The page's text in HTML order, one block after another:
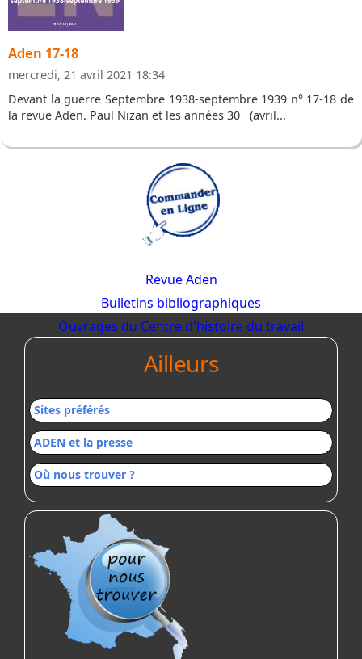
Aden 17-18
mercredi, 21 avril 2021 18:34
Devant la guerre Septembre 1938-septembre 1939 n° 17-18 de
la revue Aden. Paul Nizan et les années 30 (avril...
Revue Aden
Bulletins bibliographiques
Ouvrages du Centre d'histoire du travail
Ailleurs
Sites préférés
ADEN et la presse
Où nous trouver ?